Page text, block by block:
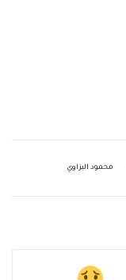
محمود البزاوي